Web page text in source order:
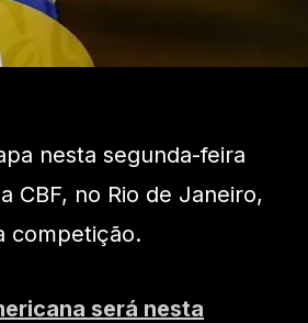
nesta segunda-feira
CBF, no Rio de Janeiro,
competição.
será nesta